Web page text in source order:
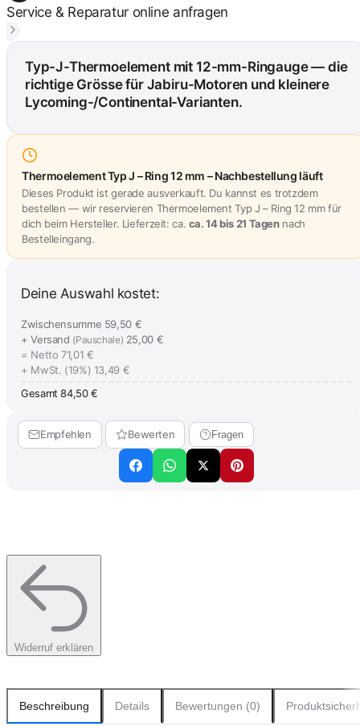
Service & Reparatur online anfragen
Typ-J-Thermoelement mit 12-mm-Ringauge — die
richtige Grösse für Jabiru-Motoren und kleinere
Lycoming-/Continental-Varianten.
Thermoelement Typ J – Ring 12 mm – Nachbestellung läuft
Dieses Produkt ist gerade ausverkauft. Du kannst es trotzdem
bestellen — wir reservieren Thermoelement Typ J – Ring 12 mm für
dich beim Hersteller. Lieferzeit: ca. ca. 14 bis 21 Tagennach
Bestelleingang.
Deine Auswahl kostet:
Zwischensumme 59,50 €
+ Versand (Pauschale) 25,00 €
= Netto 71,01 €
+ MwSt. (19%) 13,49 €
Gesamt 84,50 €
Empfehlen Bewerten Fragen
Widerruf erklären
Beschreibung Details Bewertungen (0)